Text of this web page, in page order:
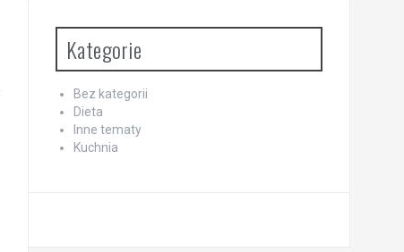
Kategorie
Bez kategorii
Dieta
Inne tematy
Kuchnia